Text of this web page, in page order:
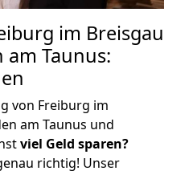
im Breisgau
am Taunus:
von Freiburg im
am Taunus und
viel Geld sparen?
richtig! Unser